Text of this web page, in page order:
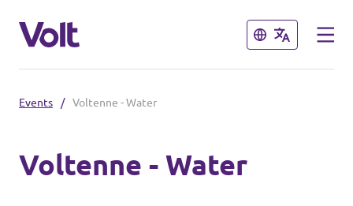
Sluiten
Afdelingen in de gemeenten
Volt Amsterdam
Sluiten
Events / Voltenne - Water
Voltenne - Water